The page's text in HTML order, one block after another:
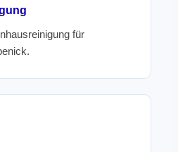
für